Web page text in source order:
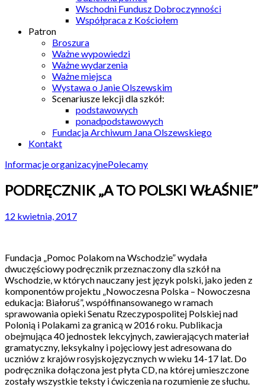
Wschodni Fundusz Dobroczynności
Współpraca z Kościołem
Patron
Broszura
Ważne wypowiedzi
Ważne wydarzenia
Ważne miejsca
Wystawa o Janie Olszewskim
Scenariusze lekcji dla szkół:
podstawowych
ponadpodstawowych
Fundacja Archiwum Jana Olszewskiego
Kontakt
Informacje organizacyjnePolecamy
PODRĘCZNIK „A TO POLSKI WŁAŚNIE”
12 kwietnia, 2017
Fundacja „Pomoc Polakom na Wschodzie” wydała
dwuczęściowy podręcznik przeznaczony dla szkół na
Wschodzie, w których nauczany jest język polski, jako jeden z
komponentów projektu „Nowoczesna Polska – Nowoczesna
edukacja: Białoruś”, współfinansowanego w ramach
sprawowania opieki Senatu Rzeczypospolitej Polskiej nad
Polonią i Polakami za granicą w 2016 roku. Publikacja
obejmująca 40 jednostek lekcyjnych, zawierających materiał
gramatyczny, leksykalny i pojęciowy jest adresowana do
uczniów z krajów rosyjskojęzycznych w wieku 14-17 lat. Do
podręcznika dołączona jest płyta CD, na której umieszczone
zostały wszystkie teksty i ćwiczenia na rozumienie ze słuchu.